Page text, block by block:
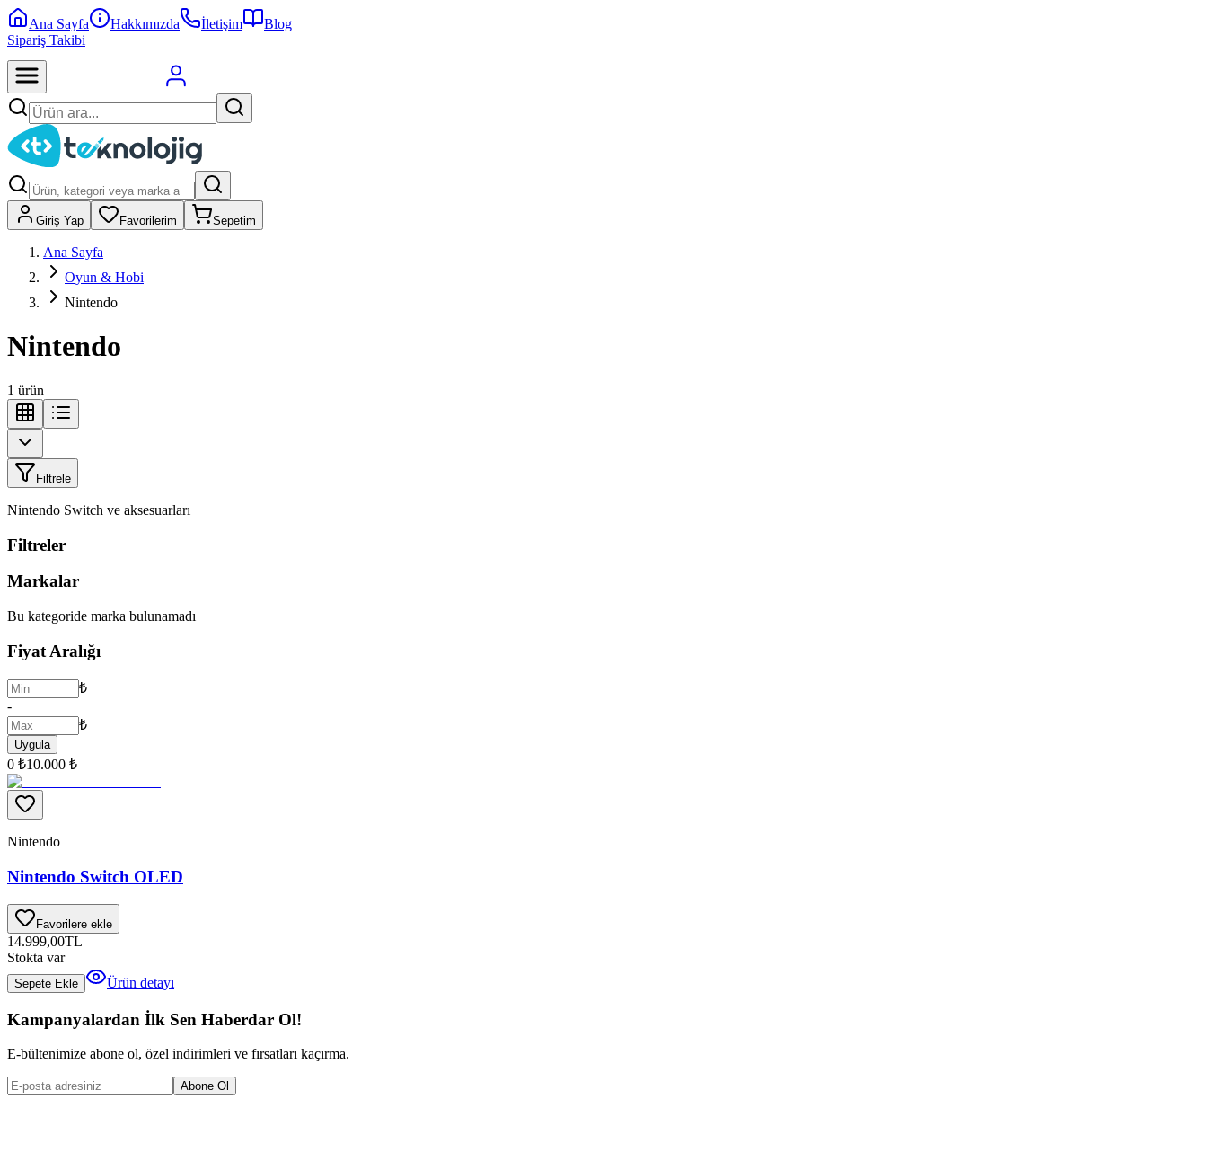
Ana Sayfa Hakkımızda İletişim
Blog
Sipariş Takibi
Giriş Yap Favorilerim Sepetim
Ana Sayfa
Oyun & Hobi
Nintendo
Nintendo
1 ürün
Filtrele
Nintendo Switch ve aksesuarları
Filtreler
Markalar
Bu kategoride marka bulunamadı
Fiyat Aralığı
₺
-
₺
Uygula
0 ₺10.000 ₺
Nintendo
Nintendo Switch OLED
Favorilere ekle
14.999,00TL
Stokta var
Sepete Ekle Ürün detayı
Kampanyalardan İlk Sen Haberdar Ol!
E-bültenimize abone ol, özel indirimleri ve fırsatları kaçırma.
Abone Ol